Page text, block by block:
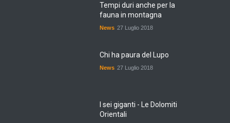
Tempi duri anche per la
fauna in montagna
News 27 Luglio 2018
Chi ha paura del Lupo
News 27 Luglio 2018
I sei giganti - Le Dolomiti
Orientali